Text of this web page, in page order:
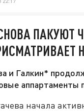
ПАКУЮТ
и Галкин*
аппартаменты
начала